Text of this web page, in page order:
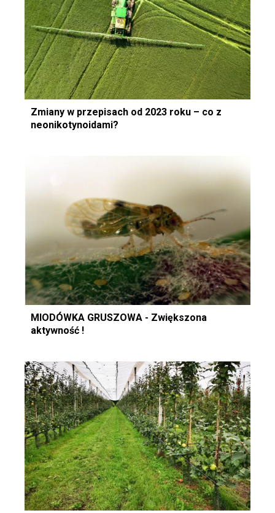
Zmiany w przepisach od 2023 roku – co z
neonikotynoidami?
MIODÓWKA GRUSZOWA - Zwiększona
aktywność !